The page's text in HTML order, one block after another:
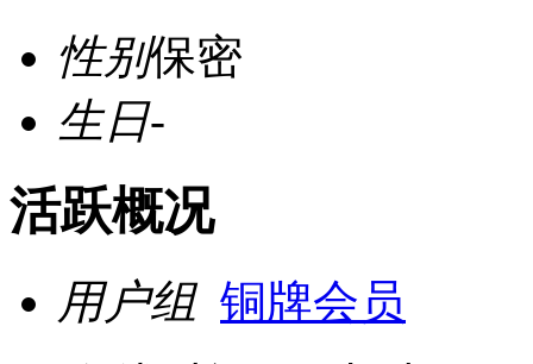
性别保密
生日-
活跃概况
用户组 铜牌会员